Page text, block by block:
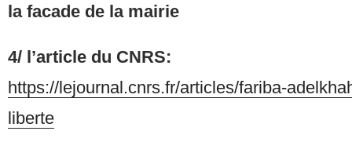
la facade de la mairie
4/ l’article du CNRS:
https://lejournal.cnrs.fr/articles/fariba-
liberte